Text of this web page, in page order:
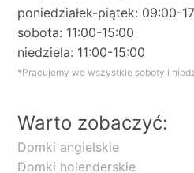
poniedziałek-piątek: 09:00-
sobota: 11:00-15:00
niedziela: 11:00-15:00
*Pracujemy we wszystkie soboty i
Warto zobaczyć:
Domki angielskie
Domki holenderskie